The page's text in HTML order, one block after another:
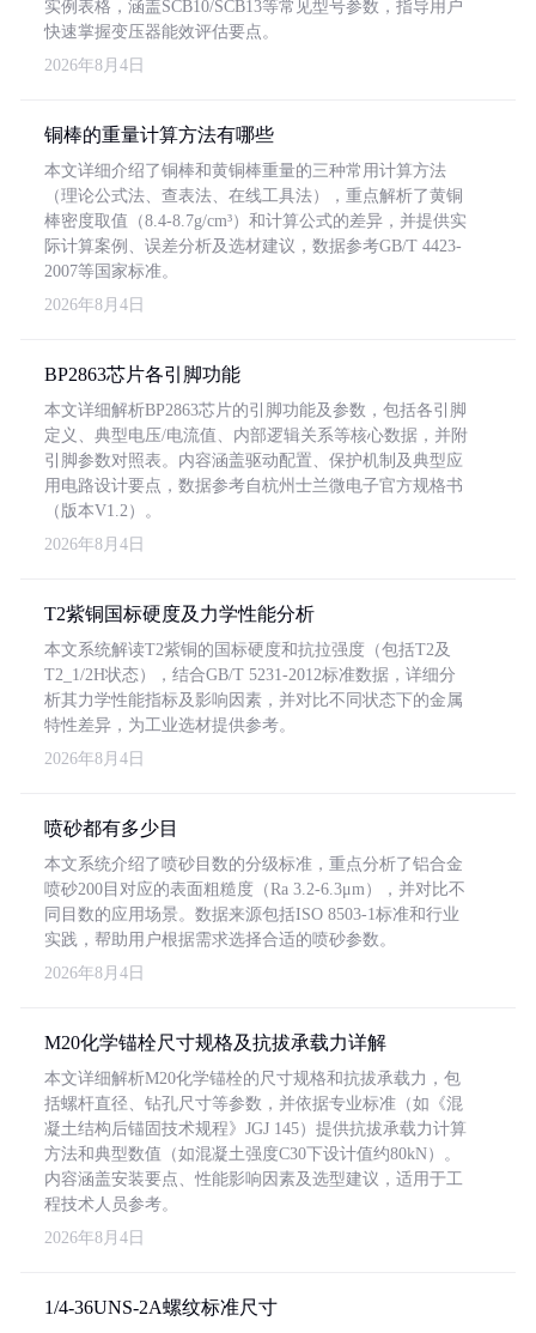
实例表格，涵盖SCB10/SCB13等常见型号参数，指导用户
快速掌握变压器能效评估要点。
2026年8月4日
铜棒的重量计算方法有哪些
本文详细介绍了铜棒和黄铜棒重量的三种常用计算方法
（理论公式法、查表法、在线工具法），重点解析了黄铜
棒密度取值（8.4-8.7g/cm³）和计算公式的差异，并提供实
际计算案例、误差分析及选材建议，数据参考GB/T 4423-
2007等国家标准。
2026年8月4日
BP2863芯片各引脚功能
本文详细解析BP2863芯片的引脚功能及参数，包括各引脚
定义、典型电压/电流值、内部逻辑关系等核心数据，并附
引脚参数对照表。内容涵盖驱动配置、保护机制及典型应
用电路设计要点，数据参考自杭州士兰微电子官方规格书
（版本V1.2）。
2026年8月4日
T2紫铜国标硬度及力学性能分析
本文系统解读T2紫铜的国标硬度和抗拉强度（包括T2及
T2_1/2H状态），结合GB/T 5231-2012标准数据，详细分
析其力学性能指标及影响因素，并对比不同状态下的金属
特性差异，为工业选材提供参考。
2026年8月4日
喷砂都有多少目
本文系统介绍了喷砂目数的分级标准，重点分析了铝合金
喷砂200目对应的表面粗糙度（Ra 3.2-6.3μm），并对比不
同目数的应用场景。数据来源包括ISO 8503-1标准和行业
实践，帮助用户根据需求选择合适的喷砂参数。
2026年8月4日
M20化学锚栓尺寸规格及抗拔承载力详解
本文详细解析M20化学锚栓的尺寸规格和抗拔承载力，包
括螺杆直径、钻孔尺寸等参数，并依据专业标准（如《混
凝土结构后锚固技术规程》JGJ 145）提供抗拔承载力计算
方法和典型数值（如混凝土强度C30下设计值约80kN）。
内容涵盖安装要点、性能影响因素及选型建议，适用于工
程技术人员参考。
2026年8月4日
1/4-36UNS-2A螺纹标准尺寸